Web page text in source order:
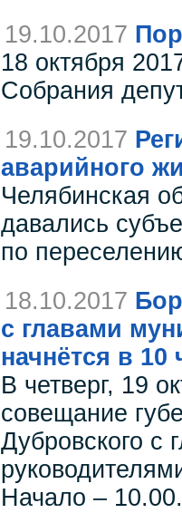
19.10.2017
18 октября
Собрания
19.10.2017
аварийного
Челябинская
давались
по
18.10.2017
с главами
начнётся в 10
В четверг, 19
совещание
Дубровского с
Начало – 10.00.